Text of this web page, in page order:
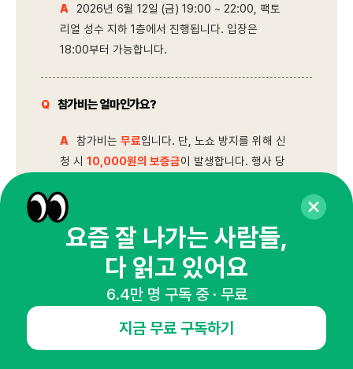
A
2026년 6월 12일 (금) 19:00 ~ 22:00, 팩토
리얼 성수 지하 1층에서 진행됩니다. 입장은
18:00부터 가능합니다.
Q 참가비는 얼마인가요?
A 참가비는 무료입니다. 단, 노쇼 방지를 위해 신
청 시 10,000원의 보증금이 발생합니다. 행사 당
시에는 환급되지 않습니다. 입장권, 치즈케이크 팩
토리의 치즈케이크, 탄산음료, 와인, 음악 등이 모
두 무료로 제공됩니다.
요즘 잘 나가는 사람들,
다 읽고 있어요
6.4만 명 구독 중 · 무료
지금 무료 구독하기